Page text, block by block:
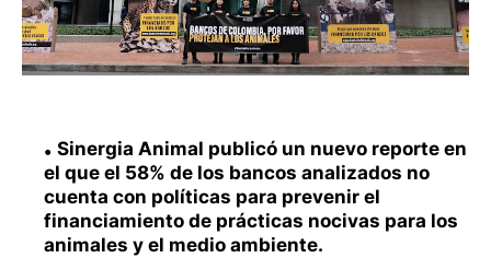
Sinergia Animal publicó un nuevo reporte en
el que el 58% de los bancos analizados no
cuenta con políticas para prevenir el
financiamiento de prácticas nocivas para los
animales y el medio ambiente.